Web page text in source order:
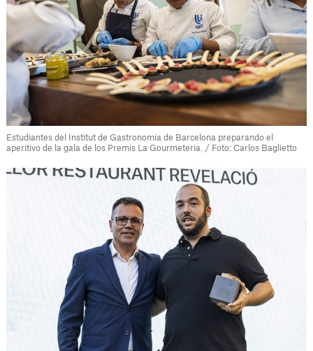
Estudiantes del Institut de Gastronomia de Barcelona preparando el
aperitivo de la gala de los Premis La Gourmeteria. / Foto: Carlos Baglietto